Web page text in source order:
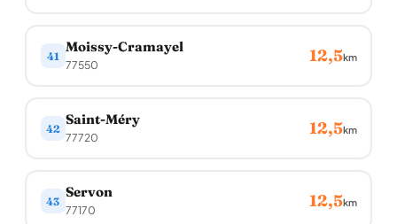
41
Moissy-Cramayel
77550 12,5km
42
Saint-Méry
77720 12,5km
43
Servon
77170 12,5km